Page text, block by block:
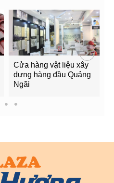
Cửa hàng vật liệu xây
dựng hàng đầu Quảng
Ngãi
2 3